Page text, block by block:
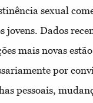
sexual
jovens. Dados
mais novas
por
pessoais,